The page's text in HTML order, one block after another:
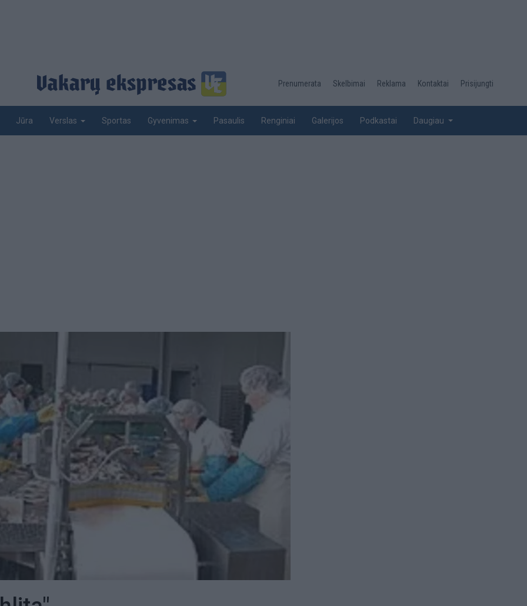
Desktop
top
Prenumerata Skelbimai Reklama Kontaktai Prisijungti
Jūra Verslas Sportas Gyvenimas Pasaulis Renginiai Galerijos Podkastai Daugiau